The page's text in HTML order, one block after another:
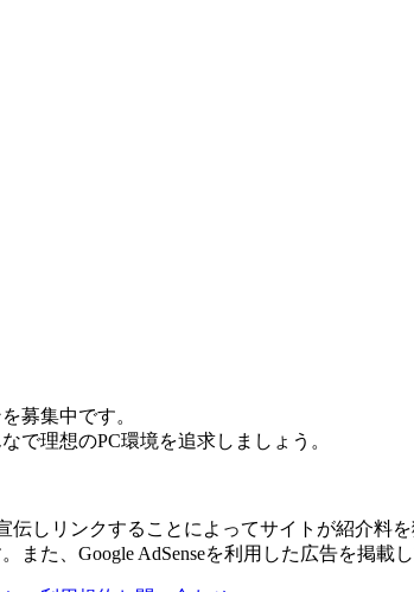
を募集中です。
で理想のPC環境を追求しましょう。
伝しリンクすることによってサイトが紹介料
また、Google AdSenseを利用した広告を掲載